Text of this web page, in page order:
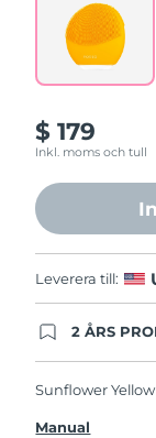
Reviews.
Same
page
$ 179
Inkl. moms och tull
Leverera till:
2 ÅRS
utan extra
Sunflower Yellow
Manual